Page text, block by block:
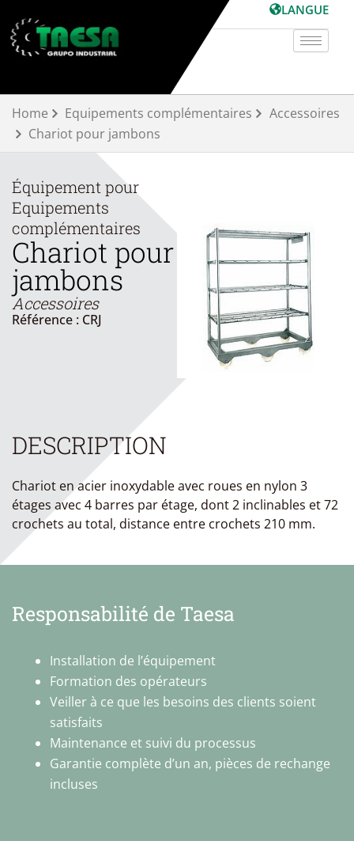
au
contenu
LANGUE
Home Equipements complémentaires
Accessoires
Chariot pour jambons
Équipement pour
Equipements
complémentaires
Chariot pour
jambons
Accessoires
Référence : CRJ
DESCRIPTION
Chariot en acier inoxydable avec roues en nylon 3
étages avec 4 barres par étage, dont 2 inclinables et 72
crochets au total, distance entre crochets 210 mm.
Responsabilité de Taesa
Installation de l’équipement
Formation des opérateurs
Veiller à ce que les besoins des clients soient
satisfaits
Maintenance et suivi du processus
Garantie complète d’un an, pièces de rechange
incluses